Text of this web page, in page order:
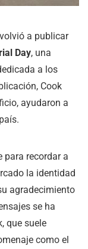
a publicar
Day, una
a los
Cook
ayudaron a
para recordar a
la identidad
agradecimiento
se ha
que suele
como el